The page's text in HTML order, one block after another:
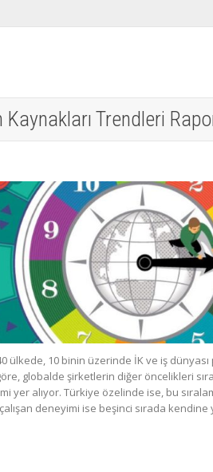
Trendleri
ülkede, 10 binin üzerinde İK ve iş
globalde şirketlerin diğer öncelikleri
yer alıyor. Türkiye özelinde ise, bu
deneyimi ise beşinci sırada kendine